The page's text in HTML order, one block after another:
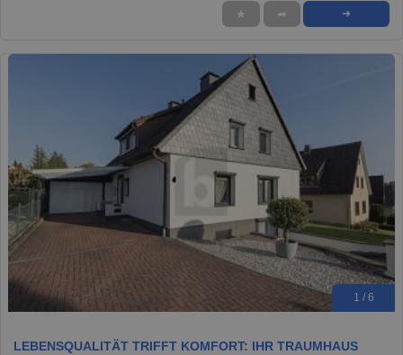
★ ➦ ➜
1 / 6
LEBENSQUALITÄT TRIFFT KOMFORT: IHR TRAUMHAUS